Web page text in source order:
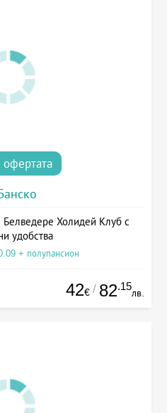
офертата
Белведере Холидей Клуб с
удобства
+ полупансион
42€ / 82.15
лв.